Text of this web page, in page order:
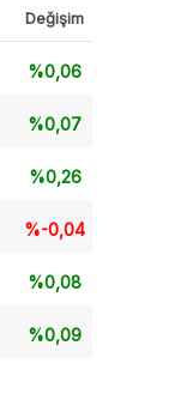
Değişim
%0,06
%0,07
%0,26
%-0,04
%0,08
%0,09